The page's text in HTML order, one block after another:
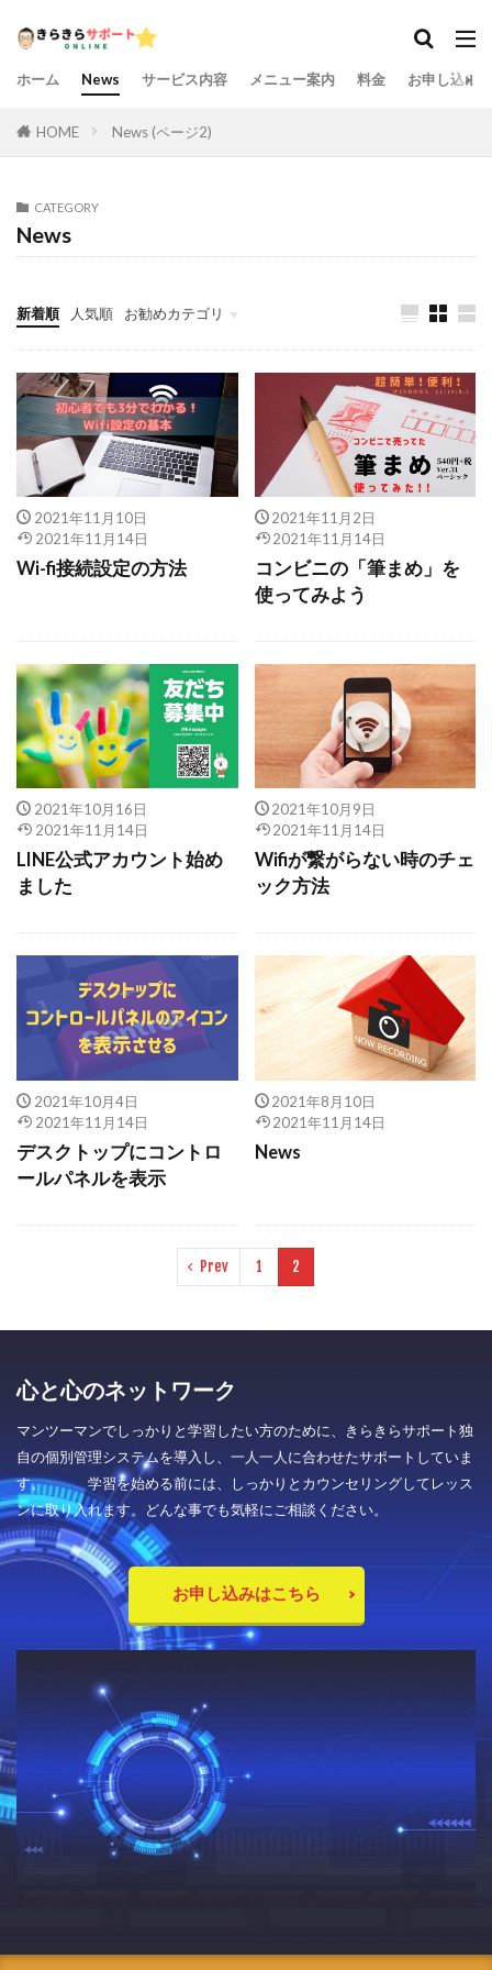
ホーム News サービス内容 メニュー案内 料金 お申し込み
HOME News (ページ2)
CATEGORY
News
新着順 人気順 お勧めカテゴリ
未分類
2021年11月10日
2021年11月14日
Wi-fi接続設定の方法
2021年11月2日
2021年11月14日
コンビニの「筆まめ」を
使ってみよう
2021年10月16日
2021年11月14日
LINE公式アカウント始め
ました
2021年10月9日
2021年11月14日
Wifiが繋がらない時のチェ
ック方法
2021年10月4日
2021年11月14日
デスクトップにコントロ
ールパネルを表示
2021年8月10日
2021年11月14日
News
Prev 1 2
心と心のネットワーク
マンツーマンでしっかりと学習したい方のために、きらきらサポート独
自の個別管理システムを導入し、一人一人に合わせたサポートしていま
す。 学習を始める前には、しっかりとカウンセリングしてレッス
ンに取り入れます。どんな事でも気軽にご相談ください。
お申し込みはこちら